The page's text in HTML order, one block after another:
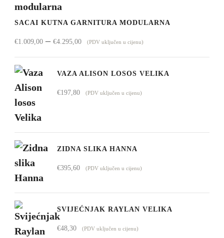
SACAI KUTNA GARNITURA MODULARNA
€1.009,00 – €4.295,00Raspon
cijena:
od
(PDV uključen u cijenu)
VAZA ALISON LOSOS VELIKA
€197,80 (PDV uključen u cijenu)
ZIDNA SLIKA HANNA
€395,60 (PDV uključen u cijenu)
SVIJEĆNJAK RAYLAN VELIKA
€48,30 (PDV uključen u cijenu)